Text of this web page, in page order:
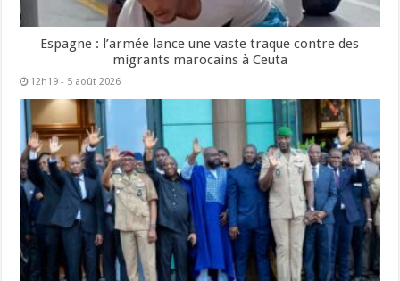
Espagne : l’armée lance une vaste traque contre des
migrants marocains à Ceuta
12h19 - 5 août 2026